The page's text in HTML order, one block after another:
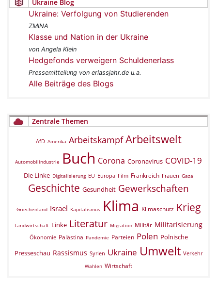
Ukraine Blog
Ukraine: Verfolgung von Studierenden
ZMINA
Klasse und Nation in der Ukraine
von Angela Klein
Hedgefonds verweigern Schuldenerlass
Pressemitteilung von erlassjahr.de u.a.
Alle Beiträge des Blogs
Zentrale Themen
AfD Amerika Arbeitskampf Arbeitswelt
Automobilindustrie Buch Corona Coronavirus COVID-19
Die Linke Digitalisierung EU Europa Film Frankreich Frauen Gaza
Geschichte Gesundheit Gewerkschaften
Griechenland Israel Kapitalismus Klima Klimaschutz Krieg
Landwirtschaft Linke Literatur Migration Militär Militarisierung
Ökonomie Palästina Pandemie Parteien Polen Polnische
Presseschau Rassismus Syrien Ukraine Umwelt Verkehr
Wahlen Wirtschaft